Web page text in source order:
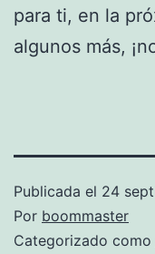
para ti, en la
algunos más,
Publicada el 24
Por boommaster
Categorizado como